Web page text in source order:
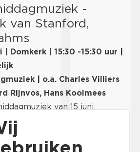
-
van Stanford,
Domkerk | 15:30 -15:30 uur |
| o.a. Charles Villiers
Rijnvos, Hans Koolmees
van 15 juni,
zingt de Domcantorij onder
Remco de Graas het
en het motet